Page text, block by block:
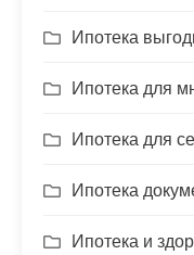
Ипотека
Ипотека для
Ипотека для
Ипотека
Ипотека и